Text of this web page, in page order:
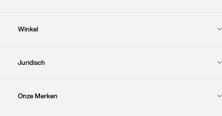
Winkel
Juridisch
Onze Merken